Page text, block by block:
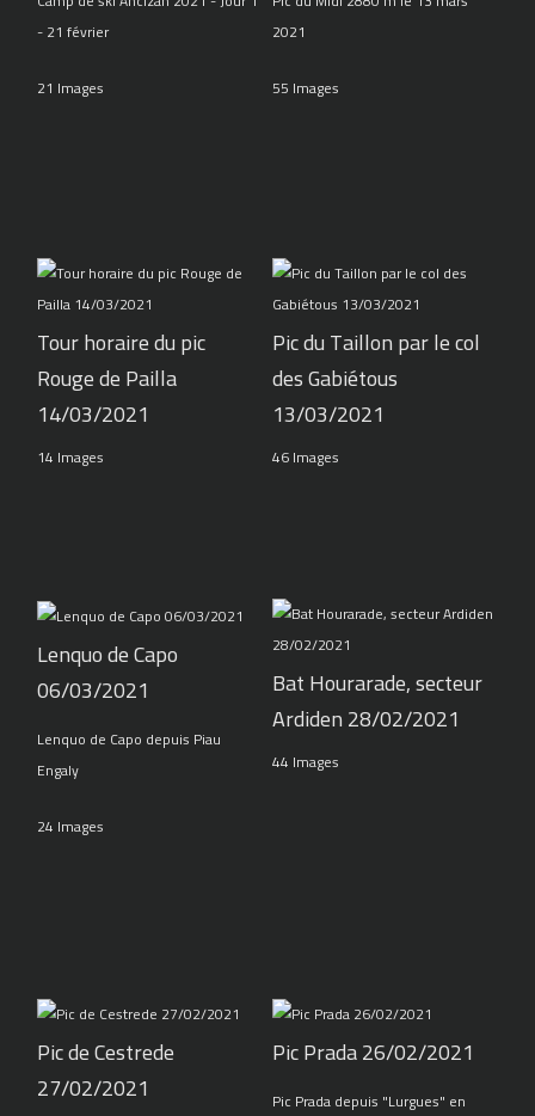
- 21 février
21 Images
2021
55 Images
Tour horaire du pic
Rouge de Pailla
14/03/2021
14 Images
Pic du Taillon par le col
des Gabiétous
13/03/2021
46 Images
Lenquo de Capo
06/03/2021
Lenquo de Capo depuis Piau
Engaly
24 Images
Bat Hourarade, secteur
Ardiden 28/02/2021
44 Images
Pic de Cestrede
27/02/2021
Pic Prada 26/02/2021
Pic Prada depuis "Lurgues" en